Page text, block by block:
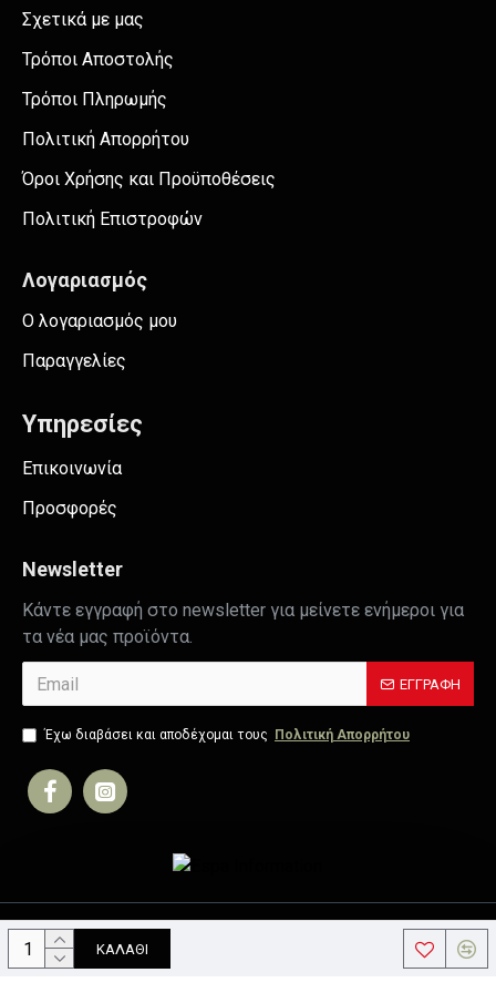
ΚΑΛΆΘΙ
Σχετικά με μας
Τρόποι Αποστολής
Τρόποι Πληρωμής
Πολιτική Απορρήτου
Όροι Χρήσης και Προϋποθέσεις
Πολιτική Επιστροφών
Λογαριασμός
Ο λογαριασμός μου
Παραγγελίες
Υπηρεσίες
Επικοινωνία
Προσφορές
Newsletter
Κάντε εγγραφή στο newsletter για μείνετε ενήμεροι για
τα νέα μας προϊόντα.
ΕΓΓΡΑΦΉ
Έχω διαβάσει και αποδέχομαι τους Πολιτική Απορρήτου